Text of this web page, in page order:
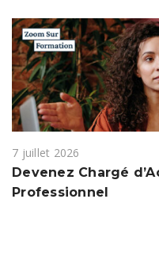
7 juillet 2026
Devenez Chargé
Professionnel